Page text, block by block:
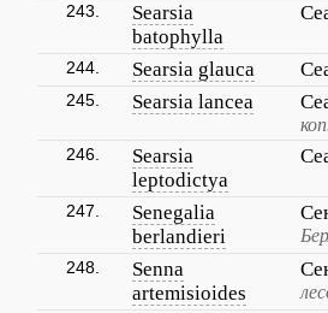
243.
Searsia
batophylla
244. Searsia glauca
245. Searsia lancea
246.
Searsia
leptodictya
247.
Senegalia
berlandieri
248.
Senna
artemisioides